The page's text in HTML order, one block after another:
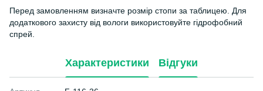
Перед замовленням визначте розмір стопи за таблицею. Для
додаткового захисту від вологи використовуйте гідрофобний
спрей.
Характеристики Відгуки